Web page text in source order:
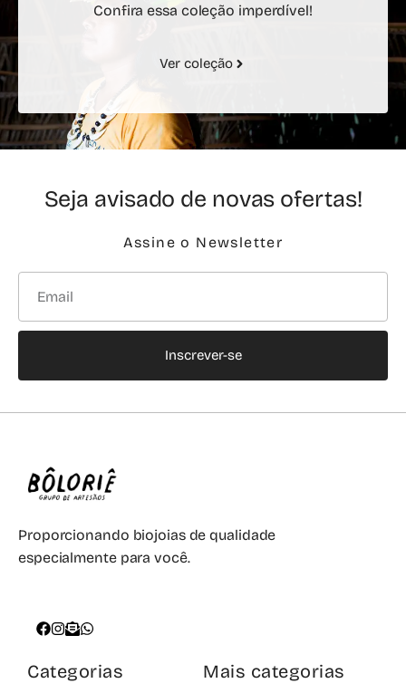
Confira essa coleção imperdível!
Ver coleção
Seja avisado de novas ofertas!
Assine o Newsletter
Inscrever-se
Proporcionando biojoias de qualidade
especialmente para você.
Categorias Mais categorias